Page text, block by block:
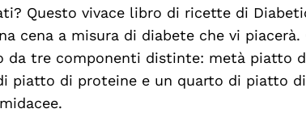
Questo vivace libro di ricette di
cena a misura di diabete che vi piacerà.
tre componenti distinte: metà piatto
piatto di proteine e un quarto di piatto